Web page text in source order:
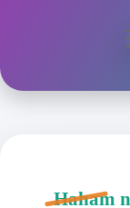
Anasayfa
Yasal Uyarı
Haham